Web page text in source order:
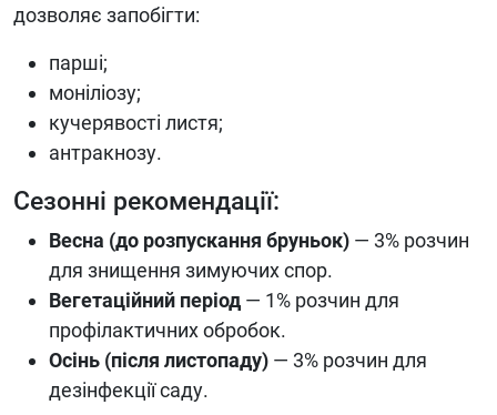
дозволяє запобігти:
парші;
моніліозу;
кучерявості листя;
антракнозу.
Сезонні рекомендації:
Весна (до розпускання бруньок) — 3% розчин
для знищення зимуючих спор.
Вегетаційний період — 1% розчин для
профілактичних обробок.
Осінь (після листопаду) — 3% розчин для
дезінфекції саду.